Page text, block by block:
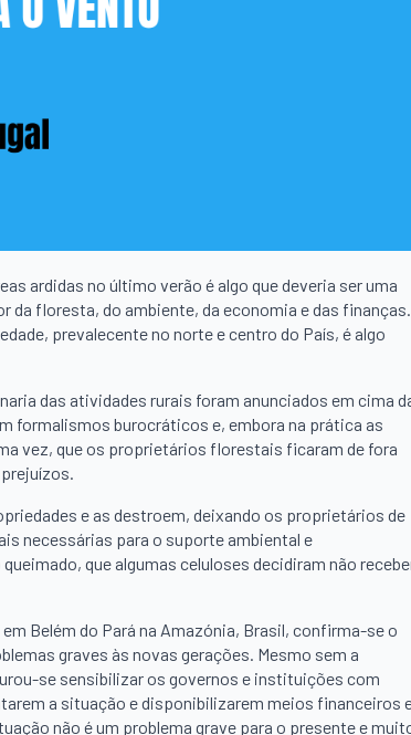
ardidas no último verão é algo que deveria ser uma
floresta, do ambiente, da economia e das finanças.
prevalecente no norte e centro do País, é algo
das atividades rurais foram anunciados em cima
formalismos burocráticos e, embora na prática as
vez, que os proprietários florestais ficaram de fora
e as destroem, deixando os proprietários de
necessárias para o suporte ambiental e
que algumas celuloses decidiram não
Belém do Pará na Amazónia, Brasil, confirma-se o
graves às novas gerações. Mesmo sem a
se sensibilizar os governos e instituições com
a situação e disponibilizarem meios financeiros
não é um problema grave para o presente e